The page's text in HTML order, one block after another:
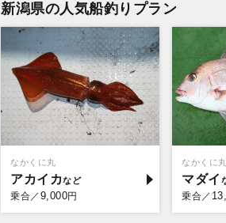
新潟県の人気船釣りプラン
なかくに丸
アカイカ
乗合／ 9,000円
なかくに丸
マダイ
乗合／